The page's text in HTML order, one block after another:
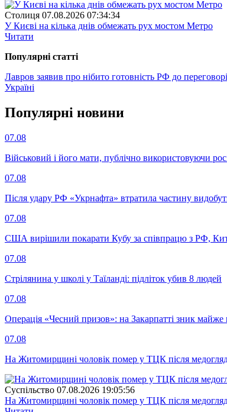
Столиця 07.08.2026 07:34:34
У Києві на кілька днів обмежать рух мостом Метро
Читати
Популярнi статтi
Лавров заявив про нібито готовність РФ до
Україні
Популярнi новини
07.08
Військовий і його мати, публічно використовуючи
07.08
Після удару РФ «Укрнафта» втратила частину
07.08
США вирішили покарати Кубу за співпрацю з РФ,
07.08
Стрілянина у школі у Таїланді: підліток убив 8 людей
07.08
Операція «Чесний призов»: на Закарпатті зник майже
07.08
На Житомирщині чоловік помер у ТЦК після
Суспiльство 07.08.2026 19:05:56
На Житомирщині чоловік помер у ТЦК після